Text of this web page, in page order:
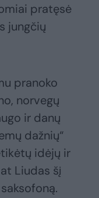
pratęsė
jungčių
pranoko
norvegų
ir danų
dažnių“
idėjų ir
Liudas šį